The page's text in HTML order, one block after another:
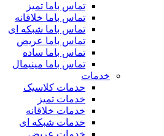
تماس باما تمیز
تماس باما خلاقانه
تماس باما شبکه ای
تماس باما عریض
تماس باما ساده
تماس باما مینیمال
خدمات
خدمات کلاسیک
خدمات تمیز
خدمات خلاقانه
خدمات شبکه ای
خدمات عریض